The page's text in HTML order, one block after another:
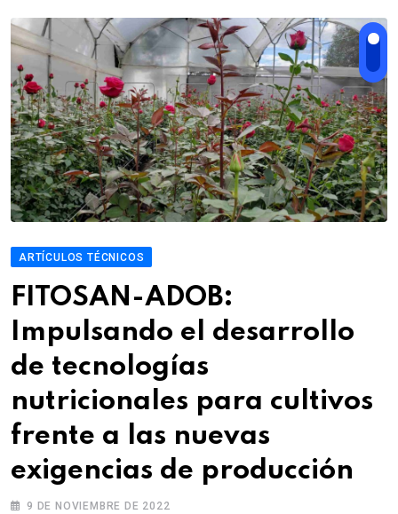
ARTÍCULOS TÉCNICOS
FITOSAN-ADOB:
Impulsando el desarrollo
de tecnologías
nutricionales para cultivos
frente a las nuevas
exigencias de producción
9 DE NOVIEMBRE DE 2022